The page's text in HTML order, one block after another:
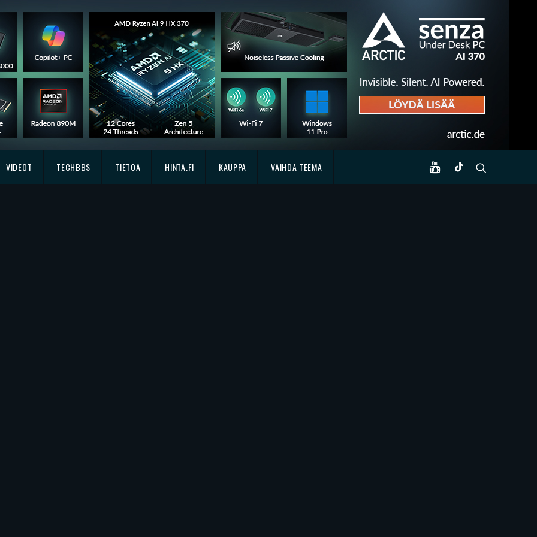
VIDEOT TECHBBS TIETOA HINTA.FI KAUPPA VAIHDA TEEMA